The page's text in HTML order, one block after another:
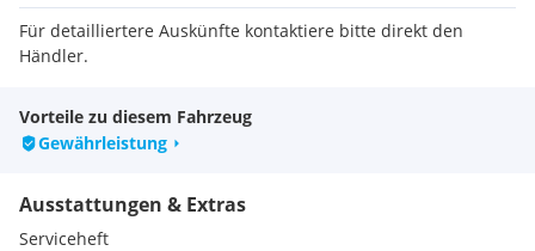
Für detailliertere Auskünfte kontaktiere bitte direkt den
Händler.
Vorteile zu diesem Fahrzeug
Gewährleistung
Ausstattungen & Extras
Serviceheft